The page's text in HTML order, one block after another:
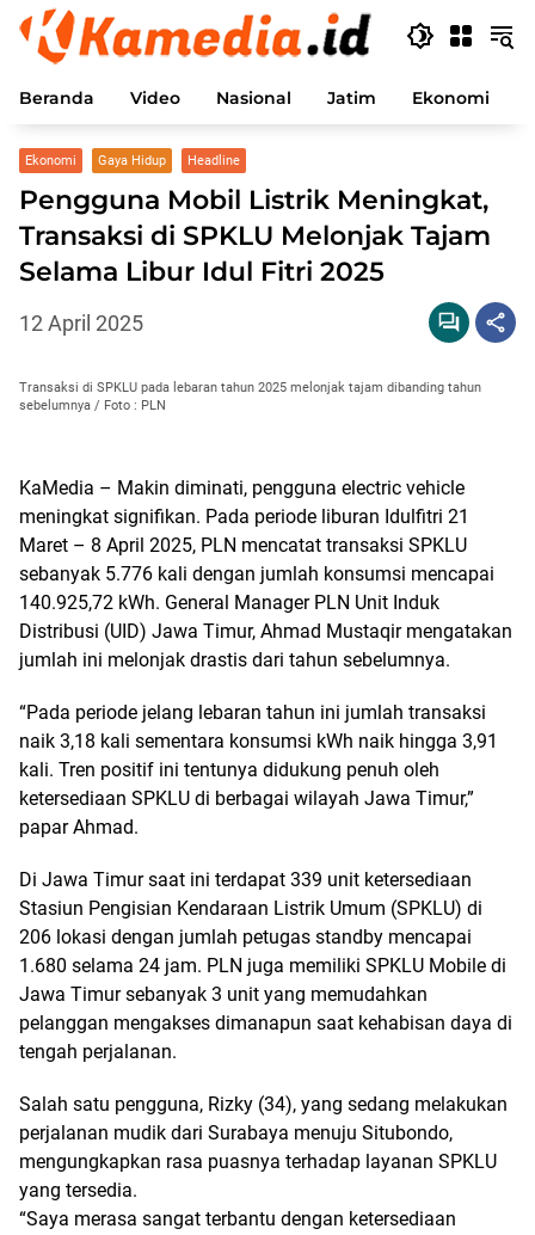
Langsung
konten
Beranda Video Nasional Jatim Ekonomi
Ekonomi Gaya Hidup Headline
Pengguna Mobil Listrik Meningkat,
Transaksi di SPKLU Melonjak Tajam
Selama Libur Idul Fitri 2025
12 April 2025
Transaksi di SPKLU pada lebaran tahun 2025 melonjak tajam dibanding tahun
sebelumnya / Foto : PLN
KaMedia – Makin diminati, pengguna electric vehicle
meningkat signifikan. Pada periode liburan Idulfitri 21
Maret – 8 April 2025, PLN mencatat transaksi SPKLU
sebanyak 5.776 kali dengan jumlah konsumsi mencapai
140.925,72 kWh. General Manager PLN Unit Induk
Distribusi (UID) Jawa Timur, Ahmad Mustaqir mengatakan
jumlah ini melonjak drastis dari tahun sebelumnya.
“Pada periode jelang lebaran tahun ini jumlah transaksi
naik 3,18 kali sementara konsumsi kWh naik hingga 3,91
kali. Tren positif ini tentunya didukung penuh oleh
ketersediaan SPKLU di berbagai wilayah Jawa Timur,”
papar Ahmad.
Di Jawa Timur saat ini terdapat 339 unit ketersediaan
Stasiun Pengisian Kendaraan Listrik Umum (SPKLU) di
206 lokasi dengan jumlah petugas standby mencapai
1.680 selama 24 jam. PLN juga memiliki SPKLU Mobile di
Jawa Timur sebanyak 3 unit yang memudahkan
pelanggan mengakses dimanapun saat kehabisan daya di
tengah perjalanan.
Salah satu pengguna, Rizky (34), yang sedang melakukan
perjalanan mudik dari Surabaya menuju Situbondo,
mengungkapkan rasa puasnya terhadap layanan SPKLU
yang tersedia.
“Saya merasa sangat terbantu dengan ketersediaan